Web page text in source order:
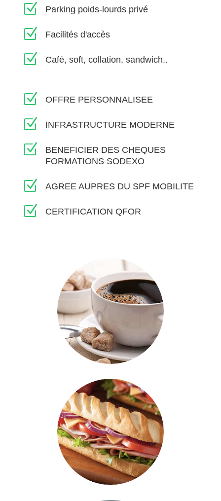
Z Parking poids-lourds privé
Z Facilités d'accès
Z Café, soft, collation, sandwich..
Z OFFRE PERSONNALISEE
Z INFRASTRUCTURE MODERNE
Z
BENEFICIER DES CHEQUES
FORMATIONS SODEXO
Z AGREE AUPRES DU SPF MOBILITE
Z CERTIFICATION QFOR